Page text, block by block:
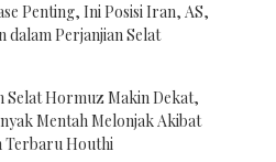
Penting, Ini Posisi Iran, AS,
dalam Perjanjian Selat
Selat Hormuz Makin Dekat,
Mentah Melonjak Akibat
Terbaru Houthi